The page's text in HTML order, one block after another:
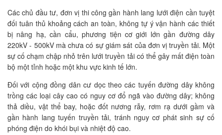
Các chủ đầu tư, đơn vị thi công gần hành lang lưới điện cần tuyệt
đối tuân thủ khoảng cách an toàn, không tự ý vận hành các thiết
bị nâng hạ, cần cẩu, phương tiện cơ giới lớn gần đường dây
220kV - 500kV mà chưa có sự giám sát của đơn vị truyền tải. Một
sự cố chạm chập nhỏ trên lưới truyền tải có thể gây mất điện toàn
bộ một tỉnh hoặc một khu vực kinh tế lớn.
Đối với cộng đồng dân cư dọc theo các tuyến đường dây không
trồng các loại cây cao có nguy cơ đổ ngã vào đường dây; không
thả diều, vật thể bay, hoặc đốt nương rẫy, rơm rạ dưới gầm và
gần hành lang tuyến truyền tải, tránh nguy cơ phát sinh sự cố
phóng điện do khói bụi và nhiệt độ cao.